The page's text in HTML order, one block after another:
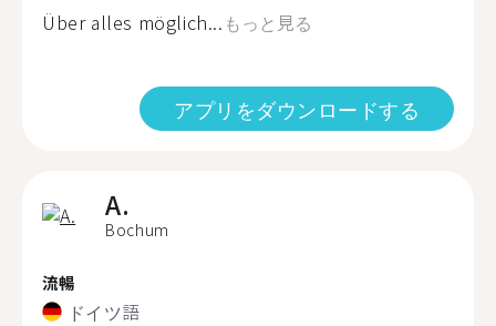
Über alles möglich... もっと見る
アプリをダウンロードする
A.
Bochum
流暢
ドイツ語